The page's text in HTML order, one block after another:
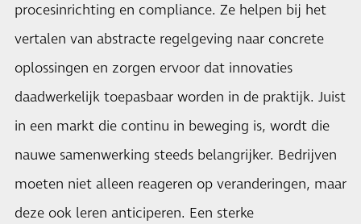
procesinrichting en compliance. Ze helpen bij het
vertalen van abstracte regelgeving naar concrete
oplossingen en zorgen ervoor dat innovaties
daadwerkelijk toepasbaar worden in de praktijk. Juist
in een markt die continu in beweging is, wordt die
nauwe samenwerking steeds belangrijker. Bedrijven
moeten niet alleen reageren op veranderingen, maar
deze ook leren anticiperen. Een sterke